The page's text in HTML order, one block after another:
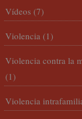
Vídeos (7)
Violencia (1)
Violencia contra la
(1)
Violencia